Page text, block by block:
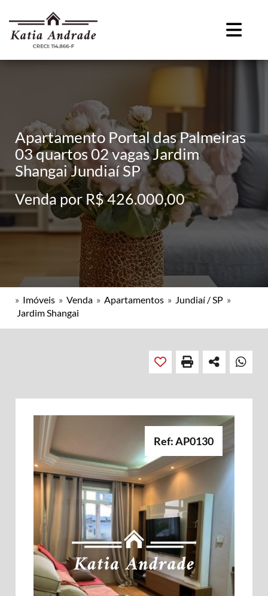
Apartamento Portal das Palmeiras
03 quartos 02 vagas Jardim
Shangai Jundiaí SP
Venda por R$ 426.000,00
» Imóveis » Venda » Apartamentos » Jundiaí / SP »
Jardim Shangai
Ref: AP0130